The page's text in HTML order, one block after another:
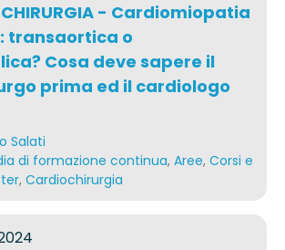
- Cardiomiopatia
transaortica o
Cosa deve sapere il
prima ed il cardiologo
Salati
di formazione continua, Aree, Corsi e
, Cardiochirurgia